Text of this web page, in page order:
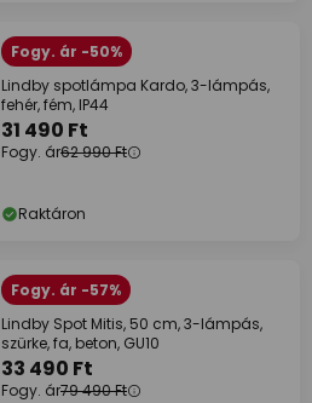
Fogy. ár -50%
Lindby spotlámpa Kardo, 3-lámpás,
fehér, fém, IP44
31 490 Ft
Fogy. ár62 990 Ft
Raktáron
Fogy. ár -57%
Lindby Spot Mitis, 50 cm, 3-lámpás,
szürke, fa, beton, GU10
33 490 Ft
Fogy. ár79 490 Ft